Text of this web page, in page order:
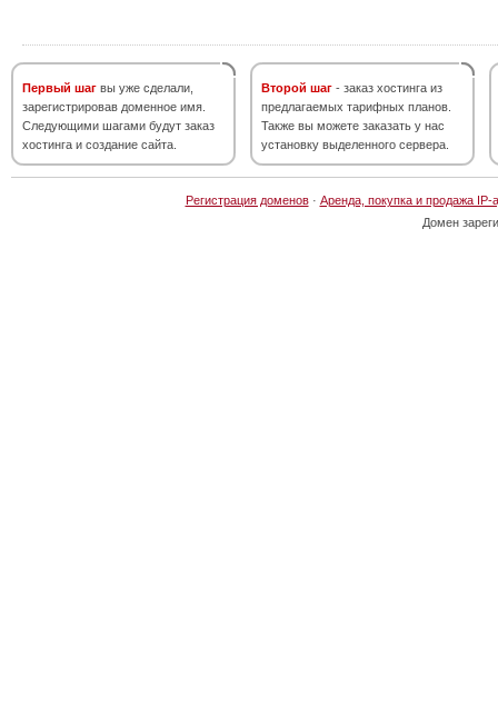
Первый шаг вы уже сделали,
зарегистрировав доменное имя.
Следующими шагами будут заказ
хостинга и создание сайта.
Второй шаг - заказ хостинга из
предлагаемых тарифных планов.
Также вы можете заказать у нас
установку выделенного сервера.
Регистрация доменов· Аренда, покупка и продажа IP-
Домен